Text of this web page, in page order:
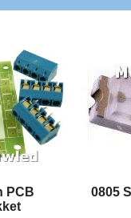
PCB
0805